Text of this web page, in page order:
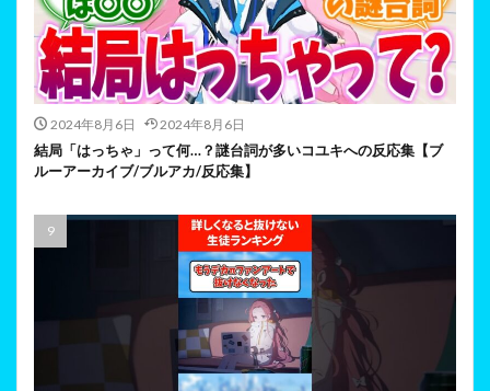
2024年8月6日 2024年8月6日
結局「はっちゃ」って何…？謎台詞が多いコユキへの反応集【ブ
ルーアーカイブ/ブルアカ/反応集】